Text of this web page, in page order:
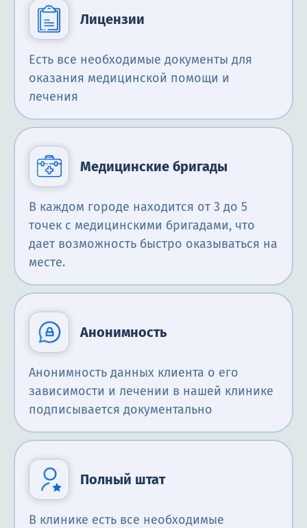
Лицензии
Есть все необходимые документы для
оказания медицинской помощи и
лечения
Медицинские бригады
В каждом городе находится от 3 до 5
точек с медицинскими бригадами, что
дает возможность быстро оказываться на
месте.
Анонимность
Анонимность данных клиента о его
зависимости и лечении в нашей клинике
подписывается документально
Полный штат
В клинике есть все необходимые